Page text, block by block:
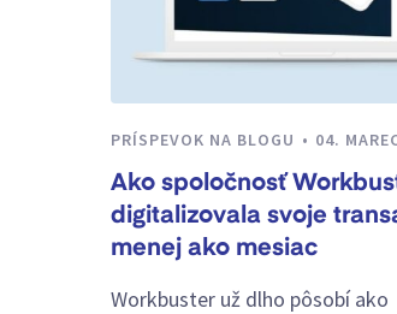
PRÍSPEVOK NA BLOGU 04.
Ako spoločnosť
digitalizovala svoje
menej ako mesiac
Workbuster už dlho pôsobí ako